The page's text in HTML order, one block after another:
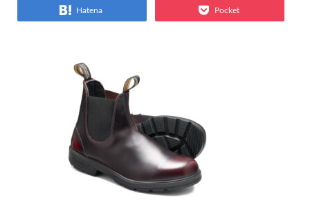
Hatena Pocket